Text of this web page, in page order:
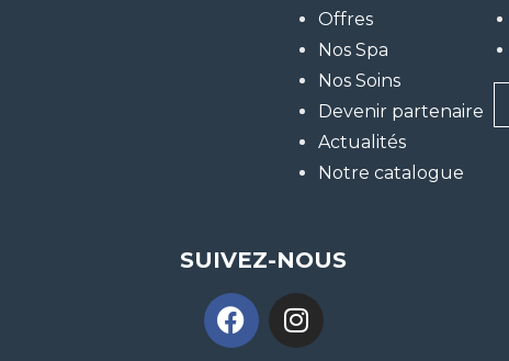
Offres
Nos Spa
Nos Soins
Devenir partenaire
Actualités
Notre catalogue
SUIVEZ-NOUS